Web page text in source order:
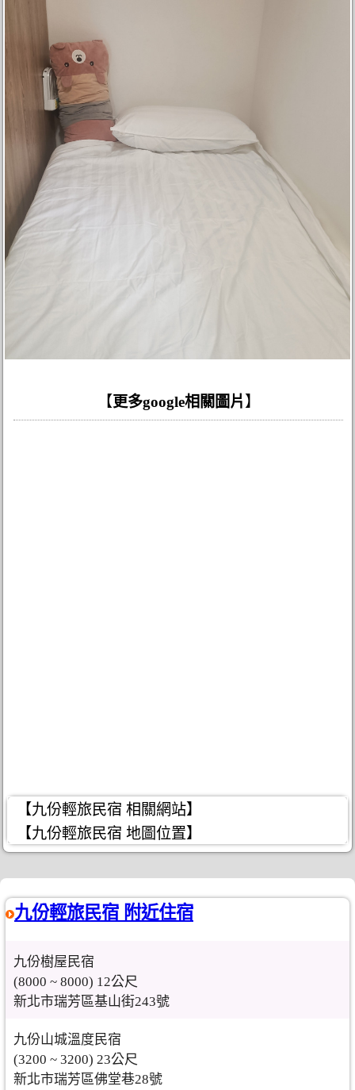
【更多google相關圖片】
【九份輕旅民宿 相關網站】
【九份輕旅民宿 地圖位置】
九份輕旅民宿 附近住宿
九份樹屋民宿
(8000 ~ 8000) 12公尺
新北市瑞芳區基山街243號
九份山城溫度民宿
(3200 ~ 3200) 23公尺
新北市瑞芳區佛堂巷28號